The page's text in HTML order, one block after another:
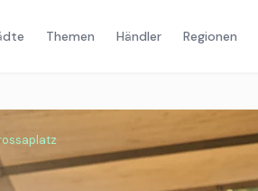
Themen Händler Regionen